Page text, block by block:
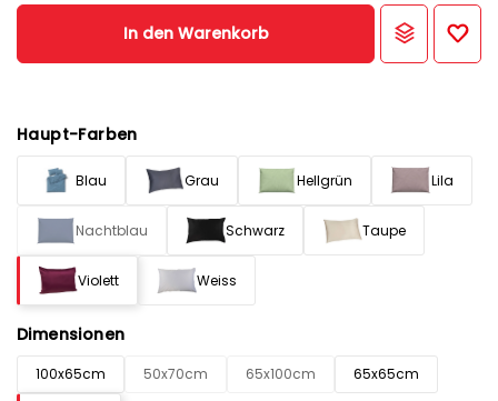
In den Warenkorb
Haupt-Farben
Blau Grau Hellgrün Lila
Nachtblau Schwarz Taupe
Violett Weiss
Dimensionen
100x65cm 50x70cm 65x100cm
65x65cm